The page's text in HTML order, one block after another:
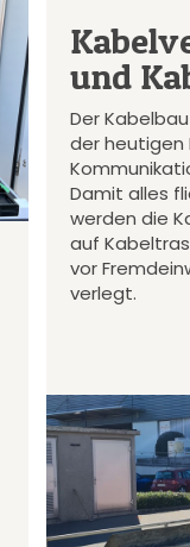
und
Der
der heutigen
Damit alles
werden die
auf
vor
verlegt.